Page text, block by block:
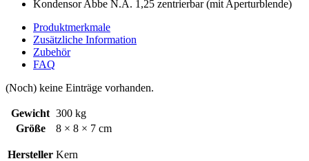
Kondensor Abbe N.A. 1,25 zentrierbar (mit Aperturblende)
Produktmerkmale
Zusätzliche Information
Zubehör
FAQ
(Noch) keine Einträge vorhanden.
Gewicht 300 kg
Größe
8 × 8 × 7 cm
Hersteller Kern